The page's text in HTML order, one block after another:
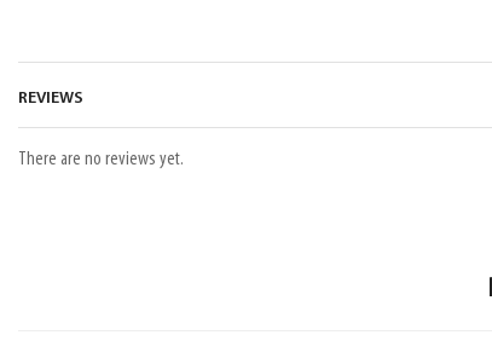
REVIEWS
There are no reviews yet.